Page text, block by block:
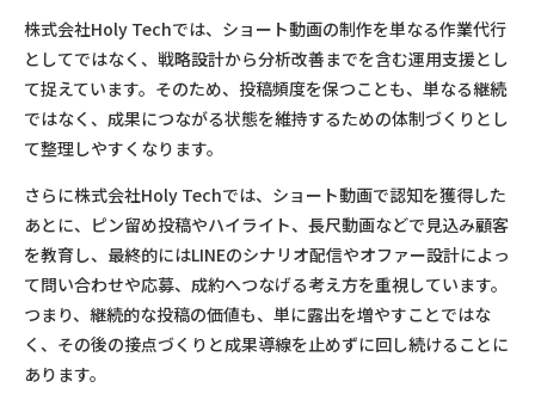
株式会社Holy Techでは、ショート動画の制作を単なる作業代行
としてではなく、戦略設計から分析改善までを含む運用支援とし
て捉えています。そのため、投稿頻度を保つことも、単なる継続
ではなく、成果につながる状態を維持するための体制づくりとし
て整理しやすくなります。
さらに株式会社Holy Techでは、ショート動画で認知を獲得した
あとに、ピン留め投稿やハイライト、長尺動画などで見込み顧客
を教育し、最終的にはLINEのシナリオ配信やオファー設計によっ
て問い合わせや応募、成約へつなげる考え方を重視しています。
つまり、継続的な投稿の価値も、単に露出を増やすことではな
く、その後の接点づくりと成果導線を止めずに回し続けることに
あります。